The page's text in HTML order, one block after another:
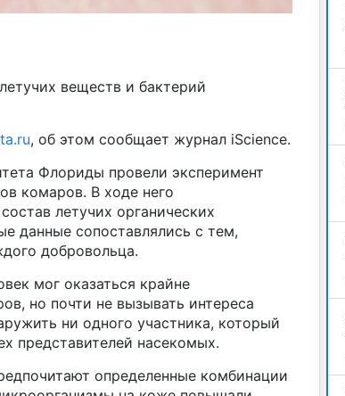
веществ и бактерий
, об этом сообщает журнал iScience.
Флориды провели эксперимент
комаров. В ходе него
летучих органических
данные сопоставлялись с тем,
добровольца.
мог оказаться крайне
но почти не вызывать интереса
ни одного участника, который
представителей насекомых.
определенные комбинации